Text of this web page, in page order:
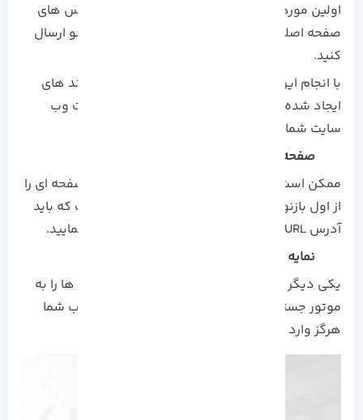
اولین موردی که باید رعایت کنید این است که آدرس های
صفحه اصلی خود را مستقیماً به موتور های جستجو ارسال
کنید.
با انجام این کار ربات های موتور های جستجو پیوند های
ایجاد شده را می خزند تا بدین وسیله باقی صفحات وب
سایت شما را کشف کنند.
صفحه ای به روز شده دارید!
ممکن است وب سایت جدیدی نداشته باشید اما صفحه ای را
از اول بازنویسی یا ایجاد کنید، در این هنگام است که باید
آدرس URL این صفحه را به موتور جستجو ارسال نمایید.
نمایه سازی شما ناقص است!
یکی دیگر از دلایلی که در صورت بروز آن باید URL ها را به
موتور جستجو ارسال کنید این است که صفحات وب شما
هرگز وارد نتایج جستجو نشوند.